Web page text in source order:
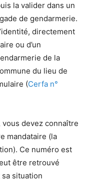
la valider dans un
de gendarmerie.
directement
ou d’un
de la
du lieu de
(Cerfa n°
devez connaître
mandataire (la
Ce numéro est
être retrouvé
situation